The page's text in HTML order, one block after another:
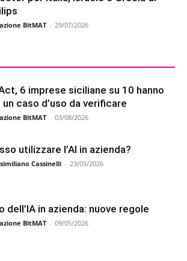
BitMAT - 29/07/2026
6 imprese siciliane su 10 hanno
un caso d’uso da verificare
BitMAT - 03/08/2026
utilizzare l’AI in azienda?
Cassinelli - 23/05/2026
dell’IA in azienda: nuove regole
BitMAT - 09/05/2026